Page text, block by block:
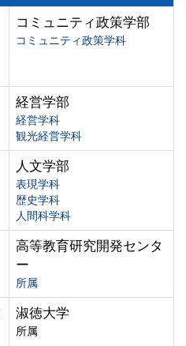
コミュニティ政策学部
コミュニティ政策学科
経営学部
経営学科
観光経営学科
人文学部
表現学科
歴史学科
人間科学科
高等教育研究開発センタ
ー
所属
淑徳大学
所属